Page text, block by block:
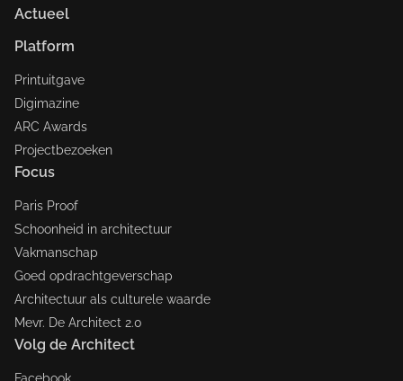
Actueel
Platform
Printuitgave
Digimazine
ARC Awards
Projectbezoeken
Focus
Paris Proof
Schoonheid in architectuur
Vakmanschap
Goed opdrachtgeverschap
Architectuur als culturele waarde
Mevr. De Architect 2.0
Volg de Architect